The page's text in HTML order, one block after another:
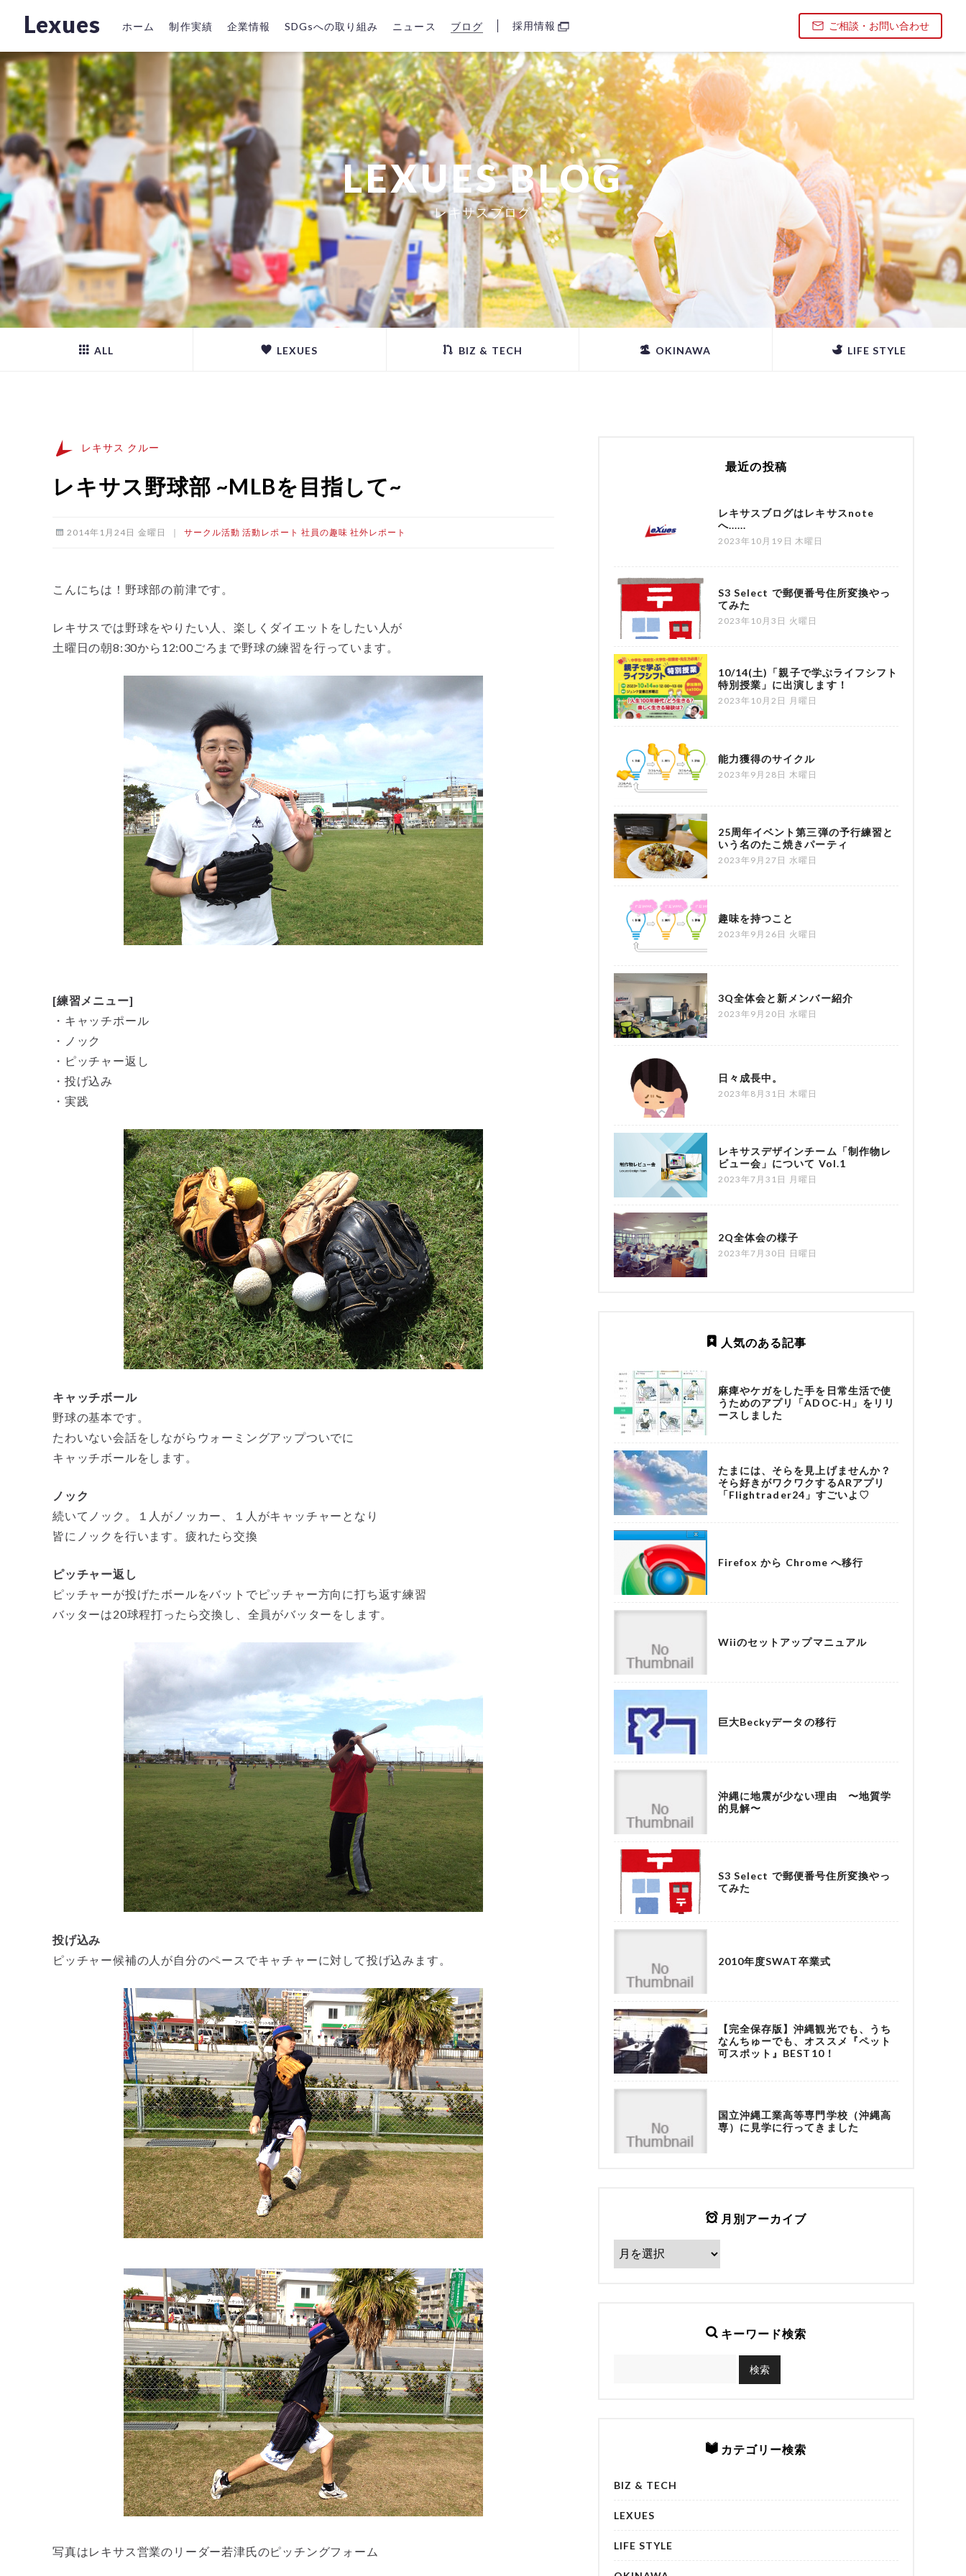
Lexues ホーム 制作実績 企業情報 SDGsへの取り組み ニュース ブログ 採用情報 ご相談・お問い合わせ
LEXUES BLOG
レキサスブログ
ALL LEXUES BIZ & TECH OKINAWA LIFE STYLE
レキサス クルー
レキサス野球部 ~MLBを目指して~
2014年1月24日 金曜日 ｜ サークル活動 活動レポート 社員の趣味 社外レポート
こんにちは！野球部の前津です。
レキサスでは野球をやりたい人、楽しくダイエットをしたい人が
土曜日の朝8:30から12:00ごろまで野球の練習を行っています。
[練習メニュー]
・キャッチポール
・ノック
・ピッチャー返し
・投げ込み
・実践
キャッチボール
野球の基本です。
たわいない会話をしながらウォーミングアップついでに
キャッチボールをします。
ノック
続いてノック。１人がノッカー、１人がキャッチャーとなり
皆にノックを行います。疲れたら交換
ピッチャー返し
ピッチャーが投げたボールをバットでピッチャー方向に打ち返す練習
バッターは20球程打ったら交換し、全員がバッターをします。
投げ込み
ピッチャー候補の人が自分のペースでキャチャーに対して投げ込みます。
写真はレキサス営業のリーダー若津氏のピッチングフォーム
最近の投稿
レキサスブログはレキサスnote
へ......
2023年10月19日 木曜日
S3 Select で郵便番号住所変換やっ
てみた
2023年10月3日 火曜日
10/14(土)「親子で学ぶライフシフト
特別授業」に出演します！
2023年10月2日 月曜日
能力獲得のサイクル
2023年9月28日 木曜日
25周年イベント第三弾の予行練習と
いう名のたこ焼きパーティ
2023年9月27日 水曜日
趣味を持つこと
2023年9月26日 火曜日
3Q全体会と新メンバー紹介
2023年9月20日 水曜日
日々成長中。
2023年8月31日 木曜日
レキサスデザインチーム「制作物レ
ビュー会」について Vol.1
2023年7月31日 月曜日
2Q全体会の様子
2023年7月30日 日曜日
人気のある記事
麻痺やケガをした手を日常生活で使
うためのアプリ「ADOC-H」をリリ
ースしました
たまには、そらを見上げませんか？
そら好きがワクワクするARアプリ
「Flightrader24」すごいよ♡
Firefox から Chrome へ移行
Wiiのセットアップマニュアル
巨大Beckyデータの移行
沖縄に地震が少ない理由 〜地質学
的見解〜
S3 Select で郵便番号住所変換やっ
てみた
2010年度SWAT卒業式
【完全保存版】沖縄観光でも、うち
なんちゅーでも、オススメ『ペット
可スポット』BEST10！
国立沖縄工業高等専門学校（沖縄高
専）に見学に行ってきました
月別アーカイブ
キーワード検索
カテゴリー検索
BIZ & TECH
LEXUES
LIFE STYLE